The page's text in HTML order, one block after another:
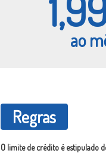
ao
Regras
O limite de crédito é estipulado